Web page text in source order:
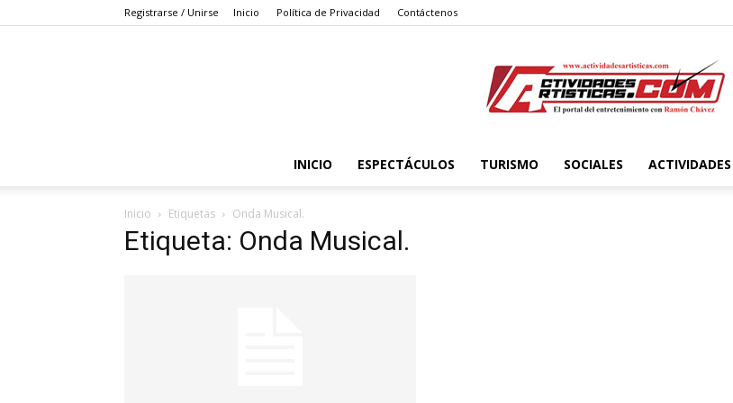
Registrarse / Unirse Inicio Política de Privacidad Contáctenos
INICIO ESPECTÁCULOS TURISMO SOCIALES ACTIVIDADES
Inicio Etiquetas Onda Musical.
Etiqueta: Onda Musical.